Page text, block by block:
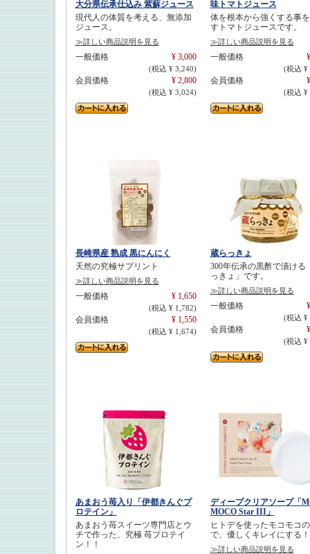
大分県伝承仕込み 紫蘇ジュース
現代人の体質を考える、無添加
ジュース。
≫詳しい商品説明を見る
一般価格 ¥ 3,000
(税込 ¥ 3,240)
会員価格 ¥ 2,800
(税込 ¥ 3,024)
味トマトジュース
体を根本から強くする事
すトマトジュースです。
≫詳しい商品説明を見る
一般価格
(税込 ¥
会員価格
(税込 ¥
長崎県産 熟成 黒にんにく
天然の究極サプリント
≫詳しい商品説明を見る
一般価格 ¥ 1,650
(税込 ¥ 1,782)
会員価格 ¥ 1,550
(税込 ¥ 1,674)
蔵らっきょ
300年伝承の黒酢で漬ける
っきょ」です。
≫詳しい商品説明を見る
一般価格
(税込 ¥
会員価格
(税込 ¥
あまおう苺入り「伊都きんぐプ
ロテイン」
あまおう苺スイーツ専門店とウ
チで作った、究極 苺プロテイ
ン！！
ディープクリアソープ「
MOCO Star III」
ヒトデを使ったモコモコ
で、優しくキレイにする！
≫詳しい商品説明を見る